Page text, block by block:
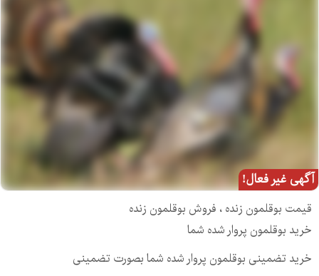
آگهی غیر فعال!
قیمت بوقلمون زنده ، فروش بوقلمون زنده
خرید بوقلمون پروار شده شما
خرید تضمینی بوقلمون پروار شده شما بصورت تضمینی